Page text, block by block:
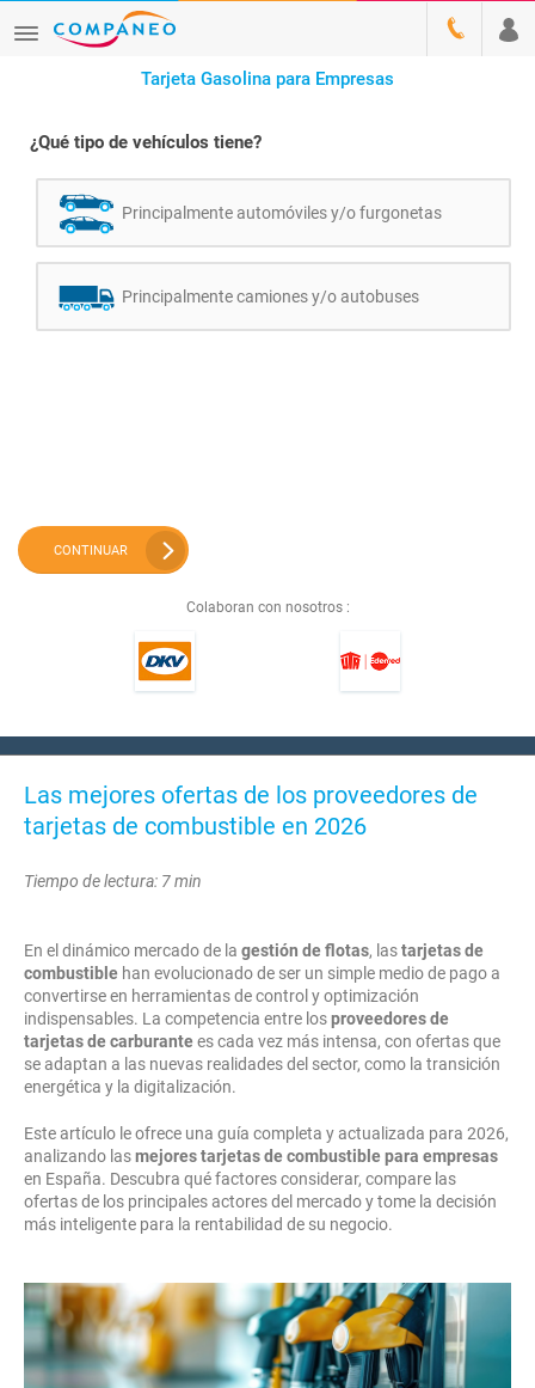
Tarjeta Gasolina para Empresas
¿Qué tipo de vehículos tiene?
Principalmente automóviles y/o furgonetas
Principalmente camiones y/o autobuses
CONTINUAR
Colaboran con nosotros :
Las mejores ofertas de los proveedores de
tarjetas de combustible en 2026
Tiempo de lectura: 7 min
En el dinámico mercado de la gestión de flotas, lastarjetas de
combustible han evolucionado de ser un simple medio de pago a
convertirse en herramientas de control y optimización
indispensables. La competencia entre losproveedores de
tarjetas de carburantees cada vez más intensa, con ofertas que
se adaptan a las nuevas realidades del sector, como la transición
energética y la digitalización.
Este artículo le ofrece una guía completa y actualizada para 2026,
analizando lasmejores tarjetas de combustible para empresas
en España. Descubra qué factores considerar, compare las
ofertas de los principales actores del mercado y tome la decisión
más inteligente para la rentabilidad de su negocio.